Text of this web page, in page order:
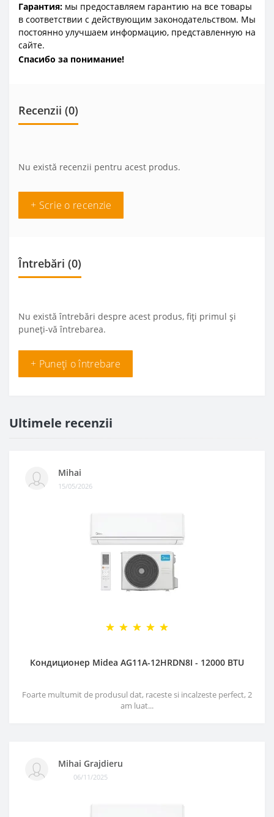
Гарантия: мы предоставляем гарантию на все товары
в соответствии с действующим законодательством. Мы
постоянно улучшаем информацию, представленную на
сайте.
Спасибо за понимание!
Recenzii (0)
Nu există recenzii pentru acest produs.
+ Scrie o recenzie
Întrebări (0)
Nu există întrebări despre acest produs, fiți primul și
puneți-vă întrebarea.
+ Puneți o întrebare
Ultimele recenzii
Mihai
15/05/2026
Кондиционер Midea AG11A-12HRDN8I - 12000 BTU
Foarte multumit de produsul dat, raceste si incalzeste perfect, 2
am luat...
Mihai Grajdieru
06/11/2025